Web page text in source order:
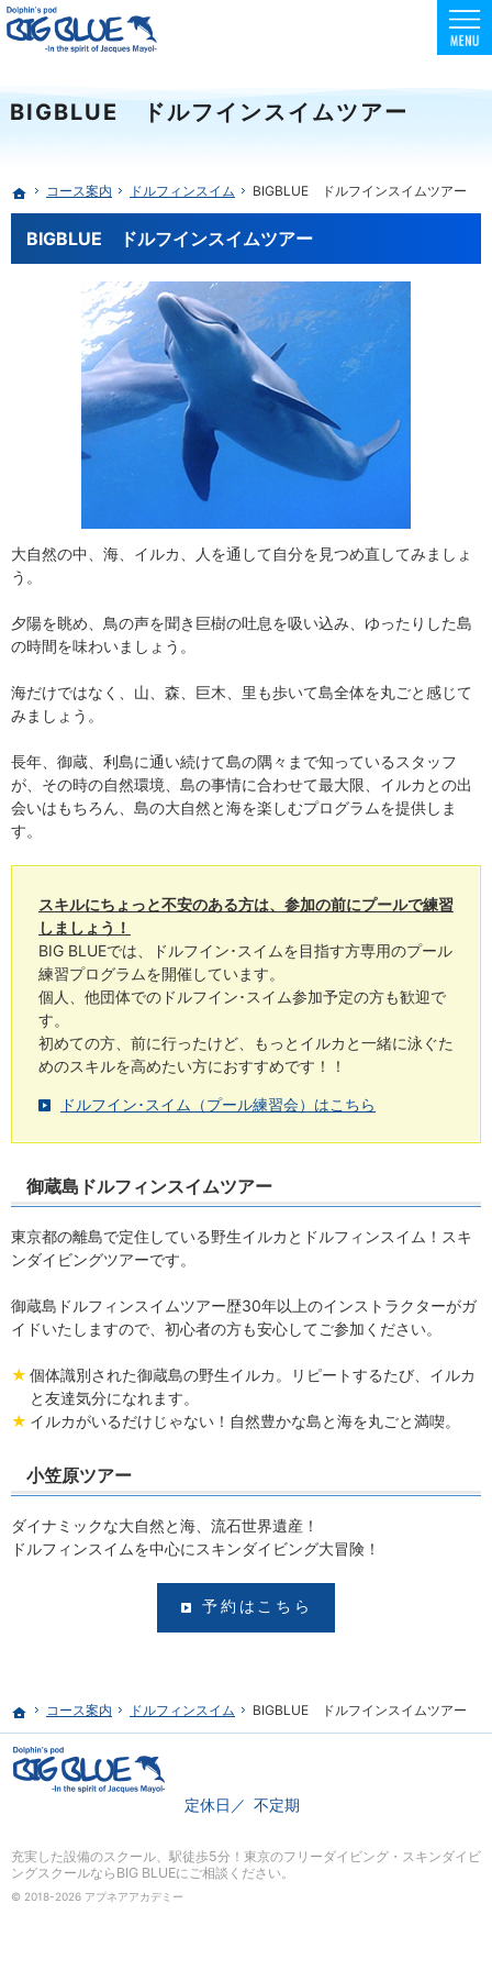
BIGBLUE ドルフインスイムツアー
東京でスクーバダイビング・フリーダイビング・スキンダイビングを安全に楽しめる環境
初心者向けコースも充実！フリー・スキンダイビングはBIG BLUE
ホーム
コース案内 ドルフィンスイム BIGBLUE ドルフインスイムツアー
BIGBLUE ドルフインスイムツアー
大自然の中、海、イルカ、人を通して自分を見つめ直してみましょ
う。
夕陽を眺め、鳥の声を聞き巨樹の吐息を吸い込み、ゆったりした島
の時間を味わいましょう。
海だけではなく、山、森、巨木、里も歩いて島全体を丸ごと感じて
みましょう。
長年、御蔵、利島に通い続けて島の隅々まで知っているスタッフ
が、その時の自然環境、島の事情に合わせて最大限、イルカとの出
会いはもちろん、島の大自然と海を楽しむプログラムを提供しま
す。
スキルにちょっと不安のある方は、参加の前にプールで練習
しましょう！
BIG BLUEでは、ドルフイン･スイムを目指す方専用のプール
練習プログラムを開催しています。
個人、他団体でのドルフイン･スイム参加予定の方も歓迎で
す。
初めての方、前に行ったけど、もっとイルカと一緒に泳ぐた
めのスキルを高めたい方におすすめです！！
ドルフイン･スイム（プール練習会）はこちら
御蔵島ドルフィンスイムツアー
東京都の離島で定住している野生イルカとドルフィンスイム！スキ
ンダイビングツアーです。
御蔵島ドルフィンスイムツアー歴30年以上のインストラクターがガ
イドいたしますので、初心者の方も安心してご参加ください。
個体識別された御蔵島の野生イルカ。リピートするたび、イルカ
と友達気分になれます。
イルカがいるだけじゃない！自然豊かな島と海を丸ごと満喫。
小笠原ツアー
ダイナミックな大自然と海、流石世界遺産！
ドルフィンスイムを中心にスキンダイビング大冒険！
予約はこちら
ホーム
コース案内 ドルフィンスイム BIGBLUE ドルフインスイムツアー
定休日 不定期
© 2018-2026 アプネアアカデミー
充実した設備のスクール、 駅徒歩5分！東京のフリーダイビング・スキンダイビ
ングスクールならBIG BLUEにご相談ください。